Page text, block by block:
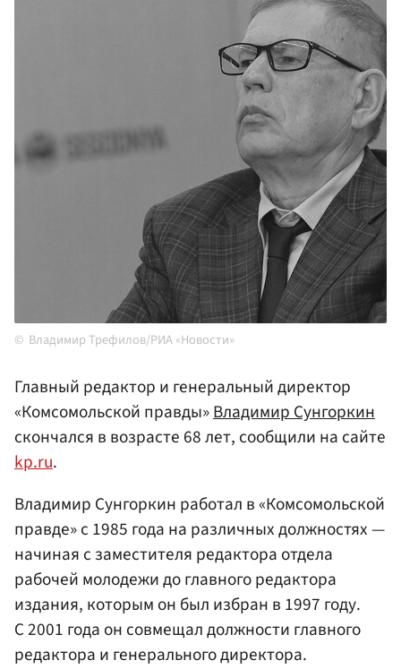
Владимир Трефилов/РИА «Новости»
Главный редактор и генеральный директор
«Комсомольской правды»Владимир Сунгоркин
скончался в возрасте 68 лет, сообщили на сайте
kp.ru.
Владимир Сунгоркин работал в «Комсомольской
правде» с 1985 года на различных должностях —
начиная с заместителя редактора отдела
рабочей молодежи до главного редактора
издания, которым он был избран в 1997 году.
С 2001 года он совмещал должности главного
редактора и генерального директора.